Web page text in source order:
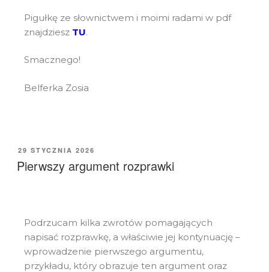
Pigułkę ze słownictwem i moimi radami w pdf
znajdziesz TU.
Smacznego!
Belferka Zosia
29 STYCZNIA 2026
Pierwszy argument rozprawki
Podrzucam kilka zwrotów pomagających
napisać rozprawkę, a właściwie jej kontynuację –
wprowadzenie pierwszego argumentu,
przykładu, który obrazuje ten argument oraz